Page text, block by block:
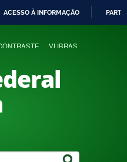
ACESSO À INFORMAÇÃO
VLIBRAS